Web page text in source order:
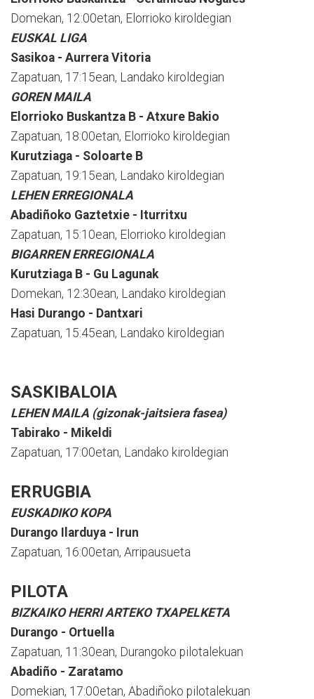
Domekan, 12:00etan, Elorrioko kiroldegian
EUSKAL LIGA
Sasikoa - Aurrera Vitoria
Zapatuan, 17:15ean, Landako kiroldegian
GOREN MAILA
Elorrioko Buskantza B - Atxure Bakio
Zapatuan, 18:00etan, Elorrioko kiroldegian
Kurutziaga - Soloarte B
Zapatuan, 19:15ean, Landako kiroldegian
LEHEN ERREGIONALA
Abadiñoko Gaztetxie - Iturritxu
Zapatuan, 15:10ean, Elorrioko kiroldegian
BIGARREN ERREGIONALA
Kurutziaga B - Gu Lagunak
Domekan, 12:30ean, Landako kiroldegian
Hasi Durango - Dantxari
Zapatuan, 15:45ean, Landako kiroldegian
SASKIBALOIA
LEHEN MAILA (gizonak-jaitsiera fasea)
Tabirako - Mikeldi
Zapatuan, 17:00etan, Landako kiroldegian
ERRUGBIA
EUSKADIKO KOPA
Durango Ilarduya - Irun
Zapatuan, 16:00etan, Arripausueta
PILOTA
BIZKAIKO HERRI ARTEKO TXAPELKETA
Durango - Ortuella
Zapatuan, 11:30ean, Durangoko pilotalekuan
Abadiño - Zaratamo
Domekian, 17:00etan, Abadiñoko pilotalekuan